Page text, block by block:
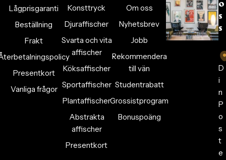
Lågprisgaranti
Beställning
Frakt
Presentkort
Vanliga frågor
Konsttryck
Djuraffischer
Svarta och vita
affischer
Köksaffischer
Sportaffischer
Plantaffischer
Abstrakta
affischer
Presentkort
Om oss
Nyhetsbrev
Jobb
Rekommendera
till vän
Studentrabatt
Grossistprogram
Bonuspoäng
o
s
s
D
i
n
P
o
s
t
e